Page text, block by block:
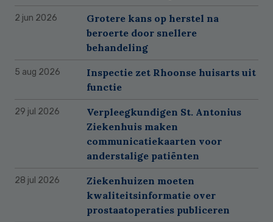
2 jun 2026
Grotere kans op herstel na
beroerte door snellere
behandeling
5 aug 2026
Inspectie zet Rhoonse huisarts uit
functie
29 jul 2026
Verpleegkundigen St. Antonius
Ziekenhuis maken
communicatiekaarten voor
anderstalige patiënten
28 jul 2026
Ziekenhuizen moeten
kwaliteitsinformatie over
prostaatoperaties publiceren